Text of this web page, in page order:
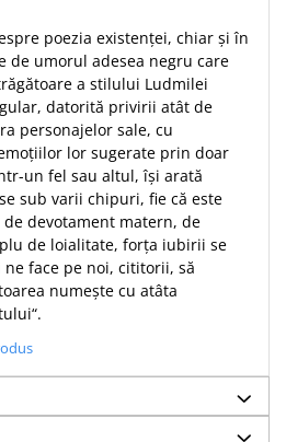
poezia existenței, chiar și în
de umorul adesea negru care
a stilului Ludmilei
datorită privirii atât de
personajelor sale, cu
lor sugerate prin doar
un fel sau altul, își arată
sub varii chipuri, fie că este
devotament matern, de
de loialitate, forța iubirii se
face pe noi, cititorii, să
numește cu atâta